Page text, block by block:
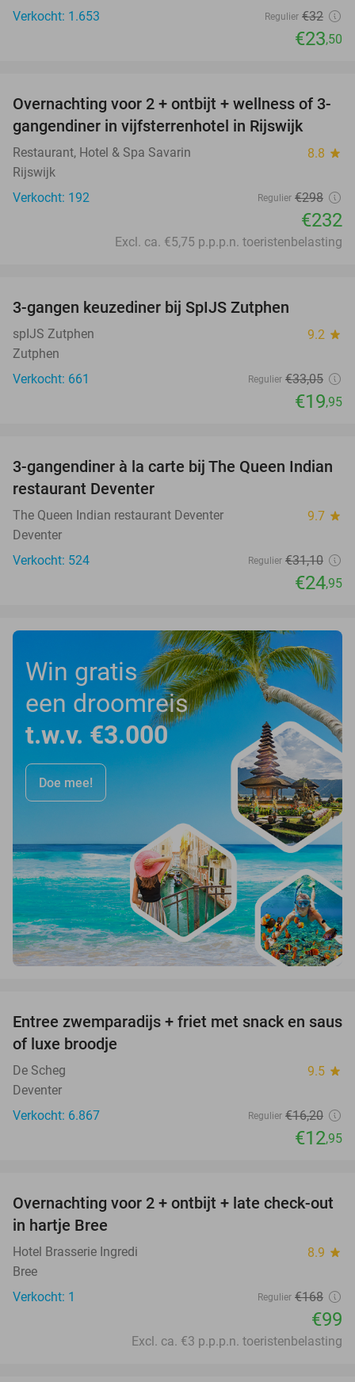
Verkocht: 1.653
Regulier €32
€23,50
22%
Overnachting voor 2 + ontbijt + wellness of 3-
gangendiner in vijfsterrenhotel in Rijswijk
Restaurant, Hotel & Spa Savarin 8.8 star
Rijswijk
Verkocht: 192
Regulier €298
€232
Excl. ca. €5,75 p.p.p.n. toeristenbelasting
3-gangen keuzediner bij SpIJS Zutphen
spIJS Zutphen 9.2 star
Zutphen
Verkocht: 661
Regulier €33,05
€19,95
20%
3-gangendiner à la carte bij The Queen Indian
restaurant Deventer
The Queen Indian restaurant Deventer 9.7 star
Deventer
Verkocht: 524
Regulier €31,10
€24,95
Win gratis
een droomreis
t.w.v. €3.000
Doe mee!
20%
Entree zwemparadijs + friet met snack en saus
of luxe broodje
De Scheg 9.5 star
Deventer
Verkocht: 6.867
Regulier €16,20
€12,95
41%
TODAY
Overnachting voor 2 + ontbijt + late check-out
in hartje Bree
Hotel Brasserie Ingredi 8.9 star
Bree
Verkocht: 1
Regulier €168
€99
Excl. ca. €3 p.p.p.n. toeristenbelasting